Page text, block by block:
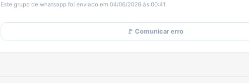
Este grupo de whatsapp foi enviado em 04/06/2026 às 00:41.
🚩 Comunicar erro